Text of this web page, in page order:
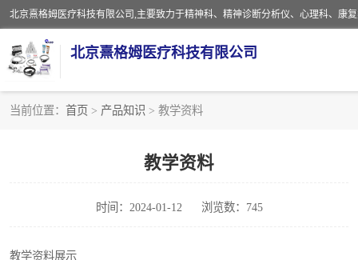
北京熹格姆医疗科技有限公司
当前位置： 首页 > 产品知识 > 教学资料
教学资料
时间：2024-01-12 浏览数：745
教学资料展示